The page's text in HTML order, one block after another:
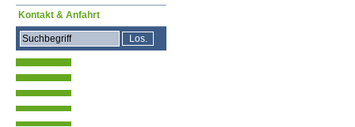
Kontakt & Anfahrt